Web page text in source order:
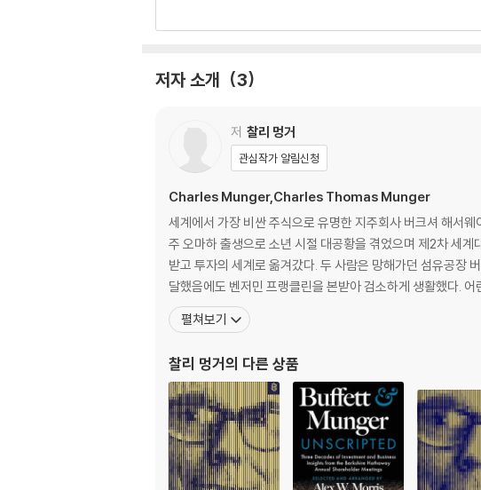
동감과 함께 모든 페이지에서 시대를 초월한 통찰과 흔들리지
공을 가져다줄 마중물이 될 것이다.
For decades, thousands of people have gathered in
In 2018, Berkshire released the archives of the
shire Hathaway shareholders over the past 31
d accessible form. Buffett and Munger Unscripted is
From the art of intelligent capital allocation to the
embracing the power of long-term time horizons,
s in their original context, it is a deep treasure trove
cessful investments, the importance of finding the
The perfect companion to The Essays of Warren
ed belongs on the bookshelf of everyone interested
저자 소개 3
저 찰리 멍거
관심작가 알림신청
Charles Munger,Charles Thomas Munger
세계에서 가장 비싼 주식으로 유명한 지주회사 버크셔 해서
주 오마하 출생으로 소년 시절 대공황을 겪었으며 제2차 세
받고 투자의 세계로 옮겨갔다. 두 사람은 망해가던 섬유공
달했음에도 벤저민 프랭클린을 본받아 검소하게 생활했다. 어
펼쳐보기
찰리 멍거의 다른 상품